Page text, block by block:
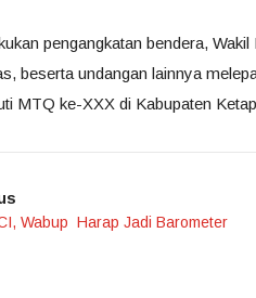
pengangkatan bendera,
beserta undangan lainnya
MTQ ke-XXX di Kabupaten
Wabup Harap Jadi Barometer